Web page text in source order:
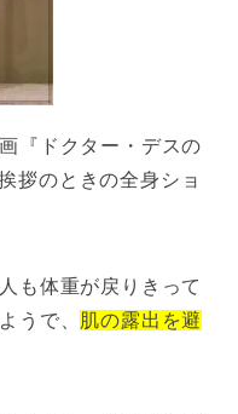
『ドクター・デスの
拶のときの全身ショ
も体重が戻りきって
うで、
肌の露出を避